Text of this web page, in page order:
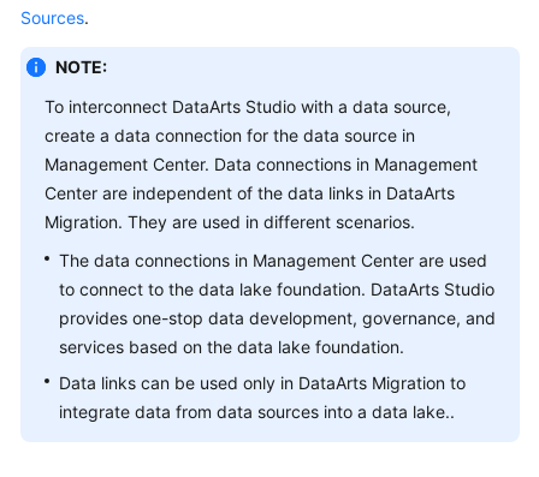
Getting
User
Guide
Best
Practices
Reference
API
Reference
Sources.
NOTE:
To interconnect DataArts Studio with a data source,
create a data connection for the data source in
Management Center. Data connections in Management
Center are independent of the data links in DataArts
Migration. They are used in different scenarios.
The data connections in Management Center are used
to connect to the data lake foundation. DataArts Studio
provides one-stop data development, governance, and
services based on the data lake foundation.
Data links can be used only in DataArts Migration to
integrate data from data sources into a data lake..